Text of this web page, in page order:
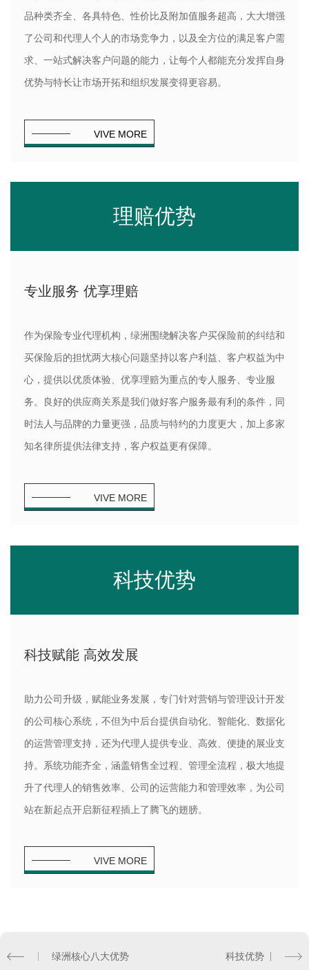
品种类齐全、各具特色、性价比及附加值服务超高，大大增强
了公司和代理人个人的市场竞争力，以及全方位的满足客户需
求、一站式解决客户问题的能力，让每个人都能充分发挥自身
优势与特长让市场开拓和组织发展变得更容易。
VIVE MORE
理赔优势
专业服务 优享理赔
作为保险专业代理机构，绿洲围绕解决客户买保险前的纠结和
买保险后的担忧两大核心问题坚持以客户利益、客户权益为中
心，提供以优质体验、优享理赔为重点的专人服务、专业服
务。良好的供应商关系是我们做好客户服务最有利的条件，同
时法人与品牌的力量更强，品质与特约的力度更大，加上多家
知名律所提供法律支持，客户权益更有保障。
VIVE MORE
科技优势
科技赋能 高效发展
助力公司升级，赋能业务发展，专门针对营销与管理设计开发
的公司核心系统，不但为中后台提供自动化、智能化、数据化
的运营管理支持，还为代理人提供专业、高效、便捷的展业支
持。系统功能齐全，涵盖销售全过程、管理全流程，极大地提
升了代理人的销售效率、公司的运营能力和管理效率，为公司
站在新起点开启新征程插上了腾飞的翅膀。
VIVE MORE
绿洲核心八大优势 科技优势